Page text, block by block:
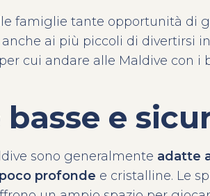
famiglie tante opportunità di
ai più piccoli di divertirsi
cui andare alle Maldive con i
e
sono generalmente adatte
profonde e cristalline. Le